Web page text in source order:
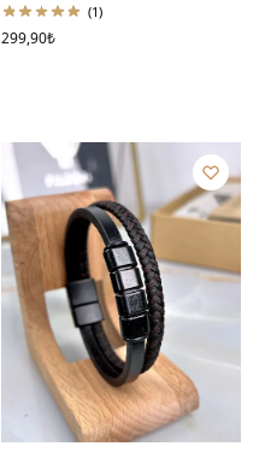
(1)
299,90₺